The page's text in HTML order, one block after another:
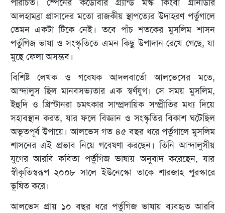
পরিচিত। স্পেনের কর্ডোবার গ্র্যান্ড মস্ক কিংবা গ্রানাডার
আলহামব্রা প্রাসাদের মতো রাজকীয় স্থাপত্যের উদাহরণ পর্তুগালে
তেমন একটা টিকে নেই। তবে পাঁচ শতকের মুসলিম শাসন
পর্তুগিজ ভাষা ও সংস্কৃতিতে এমন কিছু উপাদান রেখে গেছে, যা
মুছে ফেলা অসম্ভব।
বিশিষ্ট লেখক ও গবেষক আদলবার্তো আলভেসের মতে,
আন্দালুস ছিল মানবসভ্যতার এক স্বর্ণযুগ। সে সময় মুসলিম,
ইহুদি ও খ্রিস্টানরা চমৎকার সাম্প্রদায়িক সম্প্রীতির মধ্য দিয়ে
সহাবস্থান করত, যার ফলে বিজ্ঞান ও সংস্কৃতির বিকাশ ঘটেছিল
অভূতপূর্ব উপায়ে। আলভেস গত ৪৫ বছর ধরে পর্তুগালে মুসলিম
শাসনের এই প্রভাব নিয়ে গবেষণা করছেন। তিনি আন্দালুসীয়
যুগের আরবি কবিতা পর্তুগিজ ভাষায় অনুবাদ করেছেন, যার
স্বীকৃতিস্বরূপ ২০০৮ সালে ইউনেস্কো তাকে শারজাহ পুরস্কারে
ভূষিত করে।
আলভেস প্রায় ১০ বছর ধরে পর্তুগিজ ভাষায় ব্যবহৃত আরবি